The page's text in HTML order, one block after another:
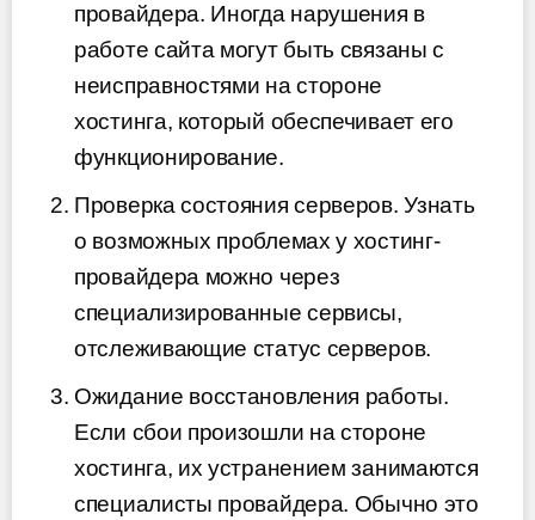
провайдера. Иногда нарушения в
работе сайта могут быть связаны с
неисправностями на стороне
хостинга, который обеспечивает его
функционирование.
Проверка состояния серверов. Узнать
о возможных проблемах у хостинг-
провайдера можно через
специализированные сервисы,
отслеживающие статус серверов.
Ожидание восстановления работы.
Если сбои произошли на стороне
хостинга, их устранением занимаются
специалисты провайдера. Обычно это